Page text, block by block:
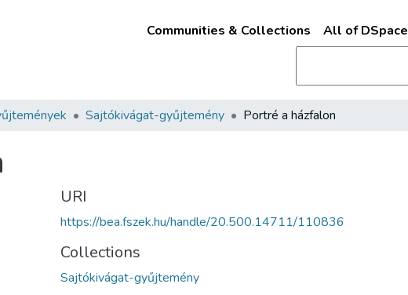
Communities & Collections All of DSpace
Sajtókivágat-gyűjtemény Portré a házfalon
URI
https://bea.fszek.hu/handle/20.500.14711/110836
Collections
Sajtókivágat-gyűjtemény